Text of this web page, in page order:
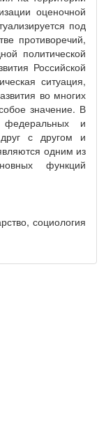
оценочной
под
противоречий,
политической
Российской
ситуация,
во многих
значение. В
федеральных и
друг с другом и
одним из
функций
социология